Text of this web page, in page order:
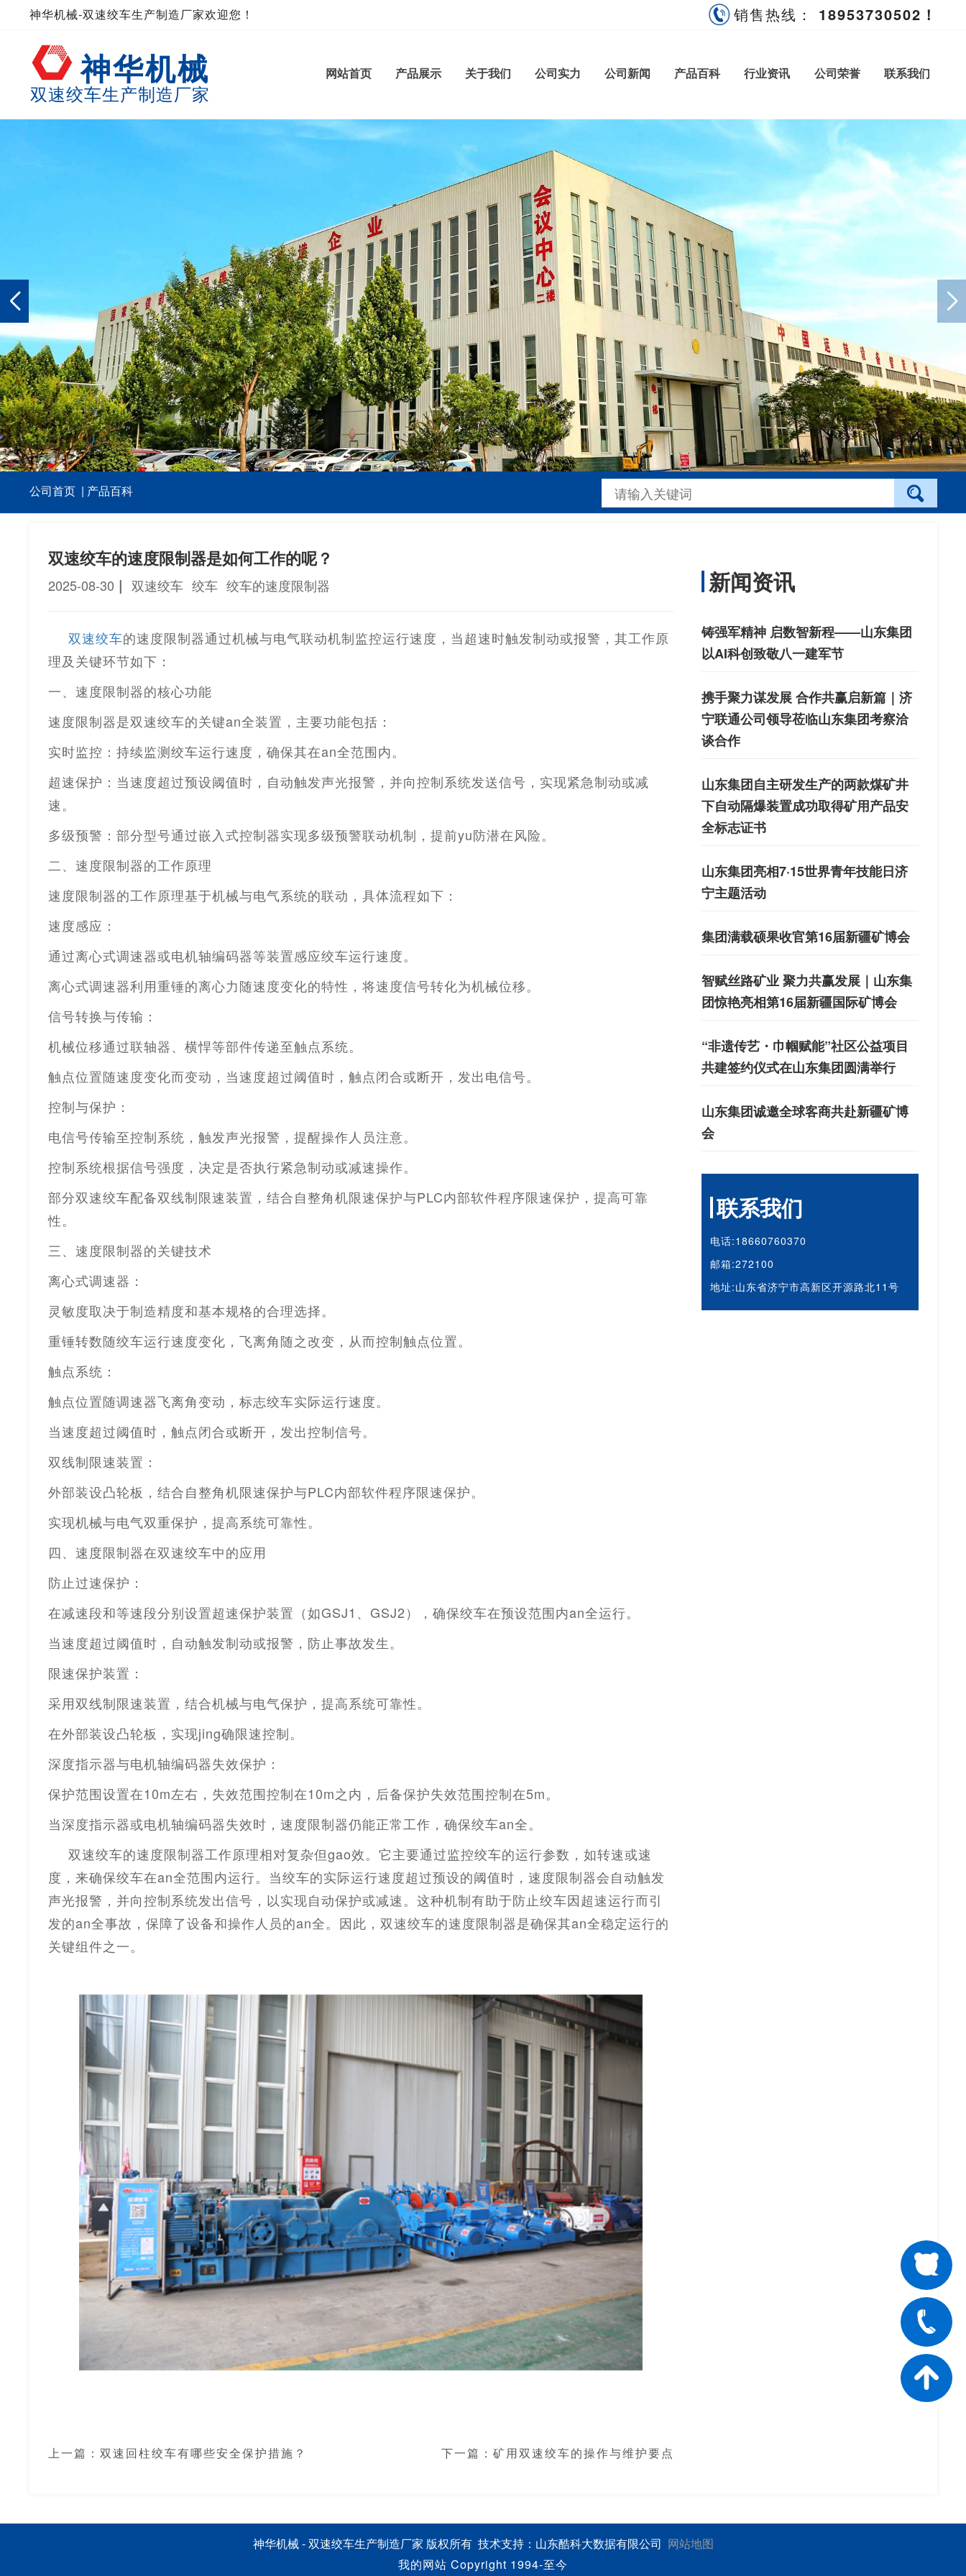
神华机械-双速绞车生产制造厂家欢迎您！ 销售热线： 18953730502！
神华机械
双速绞车生产制造厂家
网站首页 产品展示 关于我们 公司实力 公司新闻 产品百科 行业资讯 公司荣誉 联系我们
公司首页 | 产品百科
双速绞车的速度限制器是如何工作的呢？
2025-08-30 | 双速绞车 绞车 绞车的速度限制器
双速绞车的速度限制器通过机械与电气联动机制监控运行速度，当超速时触发制动或报警，其工作原
理及关键环节如下：
一、速度限制器的核心功能
速度限制器是双速绞车的关键an全装置，主要功能包括：
实时监控：持续监测绞车运行速度，确保其在an全范围内。
超速保护：当速度超过预设阈值时，自动触发声光报警，并向控制系统发送信号，实现紧急制动或减
速。
多级预警：部分型号通过嵌入式控制器实现多级预警联动机制，提前yu防潜在风险。
二、速度限制器的工作原理
速度限制器的工作原理基于机械与电气系统的联动，具体流程如下：
速度感应：
通过离心式调速器或电机轴编码器等装置感应绞车运行速度。
离心式调速器利用重锤的离心力随速度变化的特性，将速度信号转化为机械位移。
信号转换与传输：
机械位移通过联轴器、横悍等部件传递至触点系统。
触点位置随速度变化而变动，当速度超过阈值时，触点闭合或断开，发出电信号。
控制与保护：
电信号传输至控制系统，触发声光报警，提醒操作人员注意。
控制系统根据信号强度，决定是否执行紧急制动或减速操作。
部分双速绞车配备双线制限速装置，结合自整角机限速保护与PLC内部软件程序限速保护，提高可靠
性。
三、速度限制器的关键技术
离心式调速器：
灵敏度取决于制造精度和基本规格的合理选择。
重锤转数随绞车运行速度变化，飞离角随之改变，从而控制触点位置。
触点系统：
触点位置随调速器飞离角变动，标志绞车实际运行速度。
当速度超过阈值时，触点闭合或断开，发出控制信号。
双线制限速装置：
外部装设凸轮板，结合自整角机限速保护与PLC内部软件程序限速保护。
实现机械与电气双重保护，提高系统可靠性。
四、速度限制器在双速绞车中的应用
防止过速保护：
在减速段和等速段分别设置超速保护装置（如GSJ1 、 GSJ2），确保绞车在预设范围内an全运行。
当速度超过阈值时，自动触发制动或报警，防止事故发生。
限速保护装置：
采用双线制限速装置，结合机械与电气保护，提高系统可靠性。
在外部装设凸轮板，实现jing确限速控制。
深度指示器与电机轴编码器失效保护：
保护范围设置在10m左右，失效范围控制在10m之内，后备保护失效范围控制在5m。
当深度指示器或电机轴编码器失效时，速度限制器仍能正常工作，确保绞车an全。
双速绞车的速度限制器工作原理相对复杂但gao效。它主要通过监控绞车的运行参数，如转速或速
度，来确保绞车在an全范围内运行。当绞车的实际运行速度超过预设的阈值时，速度限制器会自动触发
声光报警，并向控制系统发出信号，以实现自动保护或减速。这种机制有助于防止绞车因超速运行而引
发的an全事故，保障了设备和操作人员的an全。因此，双速绞车的速度限制器是确保其an全稳定运行的
关键组件之一。
上一篇： 双速回柱绞车有哪些安全保护措施？ 下一篇： 矿用双速绞车的操作与维护要点
新闻资讯
铸强军精神 启数智新程——山东集团
以AI科创致敬八一建军节
携手聚力谋发展 合作共赢启新篇｜济
宁联通公司领导莅临山东集团考察洽
谈合作
山东集团自主研发生产的两款煤矿井
下自动隔爆装置成功取得矿用产品安
全标志证书
山东集团亮相7·15世界青年技能日济
宁主题活动
集团满载硕果收官第16届新疆矿博会
智赋丝路矿业 聚力共赢发展｜山东集
团惊艳亮相第16届新疆国际矿博会
“非遗传艺・巾帼赋能”社区公益项目
共建签约仪式在山东集团圆满举行
山东集团诚邀全球客商共赴新疆矿博
会
联系我们
电话:18660760370
邮箱:272100
地址:山东省济宁市高新区开源路北11号
神华机械 - 双速绞车生产制造厂家 版权所有 技术支持：山东酷科大数据有限公司 网站地图
我的网站 Copyright 1994-至今